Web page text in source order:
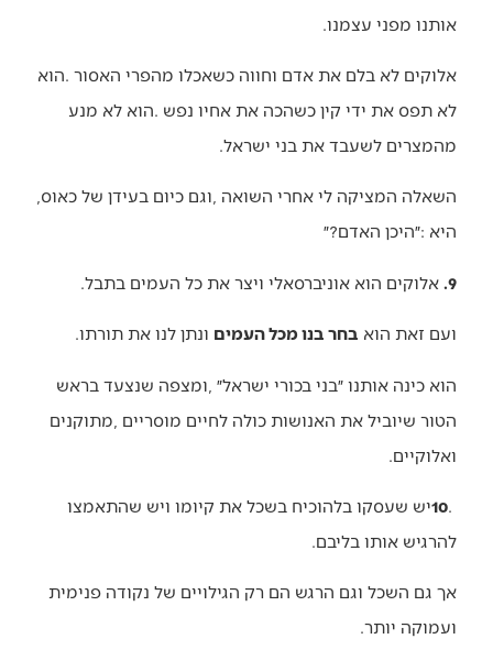
‬אותנו‭ ‬מפני‭ ‬עצמנו‭.‬
‬מהמצרים‭ ‬לשעבד‭ ‬את‭ ‬בני‭ ‬ישראל‭. ‬
‬היא‭: ‬״היכן‭ ‬האדם‭?‬״
9. ‭ ‬אלוקים‭ ‬הוא‭ ‬אוניברסאלי‭ ‬ויצר‭ ‬את‭ ‬כל‭ ‬העמים‭ ‬בתבל‭. ‬
ועם‭ ‬זאת‭ ‬הוא‭ ‬ בחר‭ ‬בנו‭ ‬מכל‭ ‬העמים
‬ואלוקיים‭. ‬
10
‭. ‬יש‭ ‬שעסקו‭ ‬בלהוכיח‭ ‬בשכל‭ ‬את‭ ‬קיומו‭ ‬ויש‭ ‬שהתאמצו‭
‬להרגיש‭ ‬אותו‭ ‬בליבם‭. ‬
‬ועמוקה‭ ‬יותר‭. ‬